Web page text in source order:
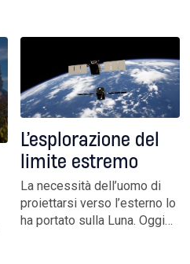
presto nuovi modelli. Perché
non ci si può accontentare di
una brutta copia delle norme
terrestri
L’esplorazione del
limite estremo
La necessità dell’uomo di
proiettarsi verso l’esterno lo
ha portato sulla Luna. Oggi